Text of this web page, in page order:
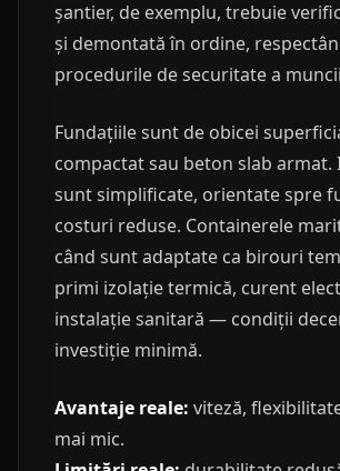
șantier, de exemplu, trebuie
și demontată în ordine,
procedurile de securitate a
Fundațiile sunt de obicei
compactat sau beton slab armat.
sunt simplificate, orientate spre
costuri reduse. Containerele
când sunt adaptate ca birouri
primi izolație termică, curent
instalație sanitară — condiții
investiție minimă.
Avantaje reale: viteză,
mai mic.